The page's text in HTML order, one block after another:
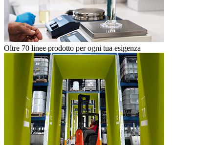
Oltre 70 linee prodotto per ogni tua esigenza